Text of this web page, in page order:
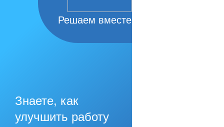
Решаем вместе
Знаете, как
улучшить работу